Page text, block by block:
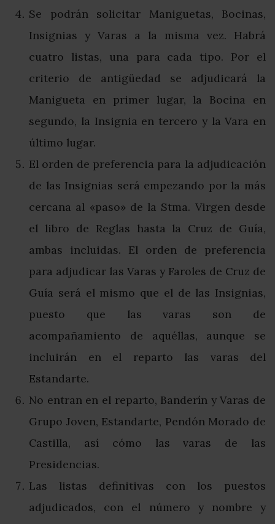
Se podrán solicitar Maniguetas, Bocinas,
Insignias y Varas a la misma vez. Habrá
cuatro listas, una para cada tipo. Por el
criterio de antigüedad se adjudicará la
Manigueta en primer lugar, la Bocina en
segundo, la Insignia en tercero y la Vara en
último lugar.
El orden de preferencia para la adjudicación
de las Insignias será empezando por la más
cercana al «paso» de la Stma. Virgen desde
el libro de Reglas hasta la Cruz de Guía,
ambas incluidas. El orden de preferencia
para adjudicar las Varas y Faroles de Cruz de
Guía será el mismo que el de las Insignias,
puesto que las varas son de
acompañamiento de aquéllas, aunque se
incluirán en el reparto las varas del
Estandarte.
No entran en el reparto, Banderín y Varas de
Grupo Joven, Estandarte, Pendón Morado de
Castilla, así cómo las varas de las
Presidencias.
Las listas definitivas con los puestos
adjudicados, con el número y nombre y